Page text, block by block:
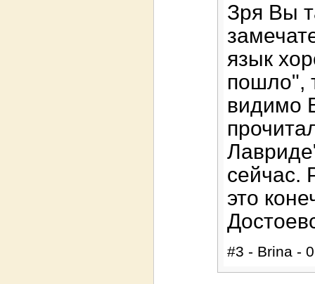
Зря Вы
язык
пошло",
видимо
сейчас.
это
#3 - Brina -